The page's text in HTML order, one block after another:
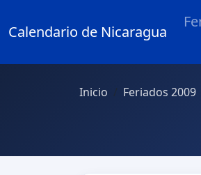
Calendario de Nicaragua
Inicio Feriados 2009